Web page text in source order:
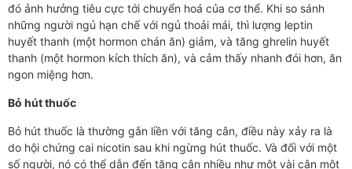
đó ảnh hưởng tiêu cực tới chuyển hoá của cơ thể. Khi so sánh
những người ngủ hạn chế với ngủ thoải mái, thì lượng leptin
huyết thanh (một hormon chán ăn) giảm, và tăng ghrelin huyết
thanh (một hormon kích thích ăn), và cảm thấy nhanh đói hơn, ăn
ngon miệng hơn.
Bỏ hút thuốc
Bỏ hút thuốc là thường gắn liền với tăng cân, điều này xảy ra là
do hội chứng cai nicotin sau khi ngừng hút thuốc. Và đối với một
số người, nó có thể dẫn đến tăng cân nhiều như một vài cân một